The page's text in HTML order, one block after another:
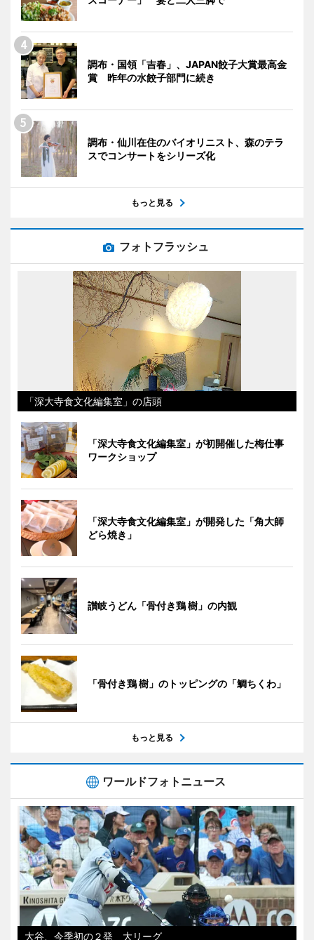
調布・国領「吉春」、JAPAN餃子大賞最高金
賞 昨年の水餃子部門に続き
調布・仙川在住のバイオリニスト、森のテラ
スでコンサートをシリーズ化
もっと見る
フォトフラッシュ
「深大寺食文化編集室」の店頭
「深大寺食文化編集室」が初開催した梅仕事
ワークショップ
「深大寺食文化編集室」が開発した「角大師
どら焼き」
讃岐うどん「骨付き鶏 樹」の内観
「骨付き鶏 樹」のトッピングの「鯛ちくわ」
もっと見る
ワールドフォトニュース
大谷、今季初の２発 大リーグ